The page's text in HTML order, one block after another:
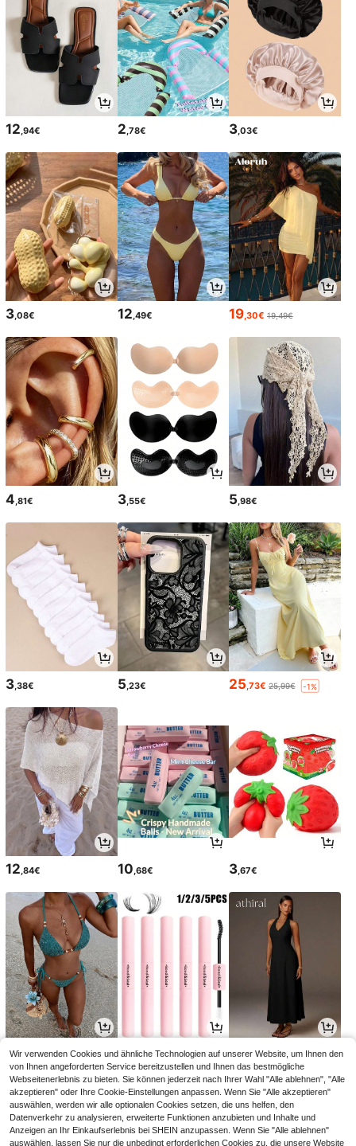
12,94€ 2,78€ 3,03€
3,08€ 12,49€ 19,30€ 19,49€
4 ,81€ 3,55€ 5 ,98€
3,38€ 5,23€ 25,73€ 25,99€ -1%
12,84€ 10,68€ 3,67€
12,84€ 3,65€ 23,49€
Wir verwenden Cookies und ähnliche Technologien auf unserer Website, um Ihnen den
von Ihnen angeforderten Service bereitzustellen und Ihnen das bestmögliche
Webseitenerlebnis zu bieten. Sie können jederzeit nach Ihrer Wahl "Alle ablehnen", "Alle
akzeptieren" oder Ihre Cookie-Einstellungen anpassen. Wenn Sie "Alle akzeptieren"
auswählen, werden wir alle optionalen Cookies setzen, die uns helfen, den
Datenverkehr zu analysieren, erweiterte Funktionen anzubieten und Inhalte und
Anzeigen an Ihr Einkaufserlebnis bei SHEIN anzupassen. Wenn Sie "Alle ablehnen"
auswählen, lassen Sie nur die unbedingt erforderlichen Cookies zu, die unsere Website